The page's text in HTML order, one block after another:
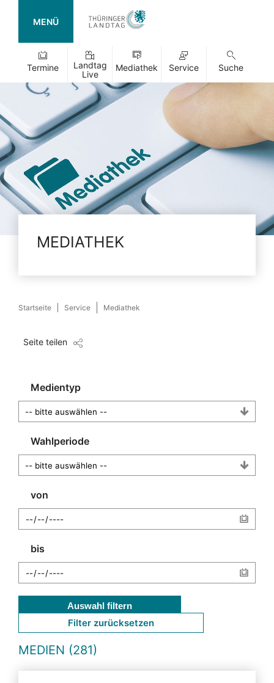
MENÜ
Termine
Landtag
Live
Mediathek Service Suche
MEDIATHEK
Startseite Service Mediathek
Seite teilen
Medientyp
Wahlperiode
von
bis
Auswahl filtern
Filter zurücksetzen
MEDIEN (281)